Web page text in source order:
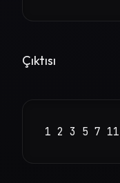
Çıktısı
1 2 3 5 7